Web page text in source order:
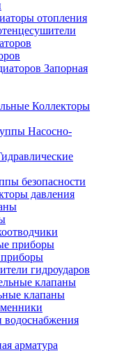
отопления
Запорная
Коллекторы
Насосно-
безопасности
давления
приборы
гидроударов
клапаны
арматура